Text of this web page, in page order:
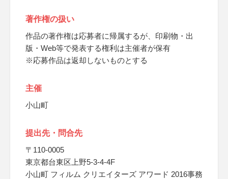
著作権の扱い
作品の著作権は応募者に帰属するが、印刷物・出
版・Web等で発表する権利は主催者が保有
※応募作品は返却しないものとする
主催
小山町
提出先・問合先
〒110-0005
東京都台東区上野5-3-4-4F
小山町 フィルム クリエイターズ アワード 2016事務